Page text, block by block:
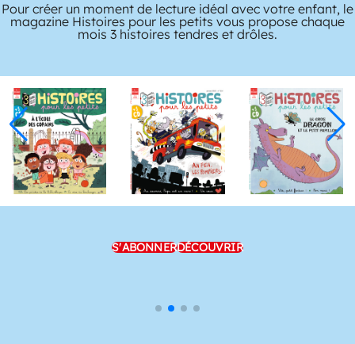
Pour créer un moment de lecture idéal avec votre enfant, le
magazine Histoires pour les petits vous propose chaque
mois 3 histoires tendres et drôles.
S'ABONNERDÉCOUVRIR